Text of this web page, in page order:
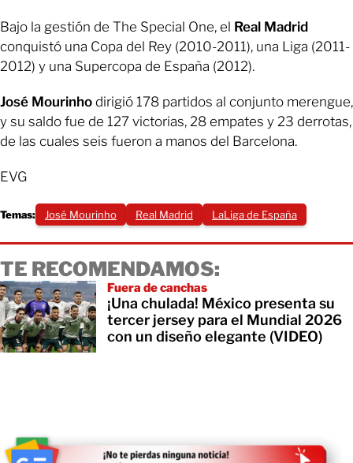
Bajo la gestión de The Special One, el Real Madrid
conquistó una Copa del Rey (2010-2011), una Liga (2011-
2012) y una Supercopa de España (2012).
José Mourinho dirigió 178 partidos al conjunto merengue,
y su saldo fue de 127 victorias, 28 empates y 23 derrotas,
de las cuales seis fueron a manos del Barcelona.
EVG
Temas: José Mourinho Real Madrid LaLiga de España
TE RECOMENDAMOS:
Fuera de canchas
¡Una chulada! México presenta su
tercer jersey para el Mundial 2026
con un diseño elegante (VIDEO)